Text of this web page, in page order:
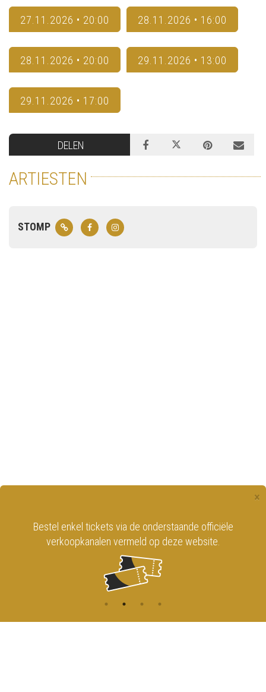
27.11.2026 • 20:00 28.11.2026 • 16:00
28.11.2026 • 20:00 29.11.2026 • 13:00
29.11.2026 • 17:00
DELEN
ARTIESTEN
STOMP
×
Bestel enkel tickets via de onderstaande officiële
verkoopkanalen vermeld op deze website.